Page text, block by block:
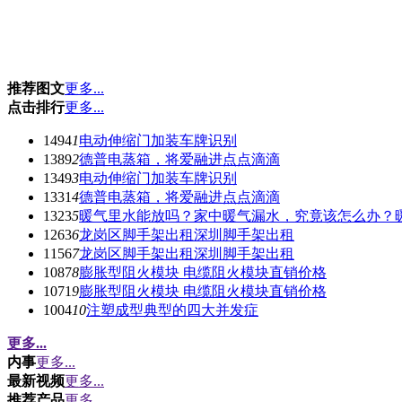
推荐图文更多...
点击排行更多...
14941电动伸缩门加装车牌识别
13892德普电蒸箱，将爱融进点点滴滴
13493电动伸缩门加装车牌识别
13314德普电蒸箱，将爱融进点点滴滴
13235暖气里水能放吗？家中暖气漏水，究竟该怎么办？
12636龙岗区脚手架出租深圳脚手架出租
11567龙岗区脚手架出租深圳脚手架出租
10878膨胀型阻火模块 电缆阻火模块直销价格
10719膨胀型阻火模块 电缆阻火模块直销价格
100410注塑成型典型的四大并发症
更多...
内事更多...
最新视频更多...